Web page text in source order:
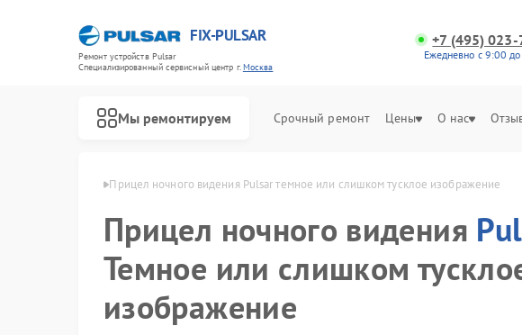
FIX-PULSAR
Ремонт устройств Pulsar
Специализированный cервисный центр г.Москва
+7 (495)
Ежедневно с 9:00
Мы ремонтируем Срочный ремонт Цены О нас
Pulsar в Москве Прицел ночного видения Pulsar темное или слишком тусклое изображение
Прицел ночного видения
Темное или слишком
изображение